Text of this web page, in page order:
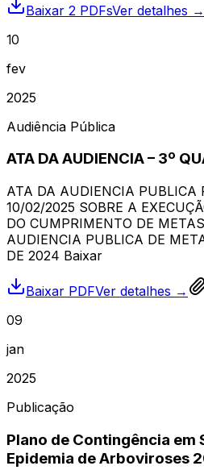
Baixar 2 PDFsVer detalhes →
10
fev
2025
Audiência Pública
ATA DA AUDIENCIA – 3º
ATA DA AUDIENCIA PUBLICA
10/02/2025 SOBRE A
DO CUMPRIMENTO DE
AUDIENCIA PUBLICA DE
DE 2024 Baixar
Baixar PDFVer detalhes →
09
jan
2025
Publicação
Plano de Contingência em
Epidemia de Arboviroses